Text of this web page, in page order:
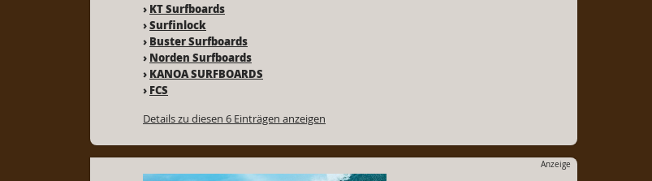
› KT Surfboards
›Surfinlock
› Buster Surfboards
› Norden Surfboards
› KANOA SURFBOARDS
› FCS
Details zu diesen 6 Einträgen anzeigen
Anzeige